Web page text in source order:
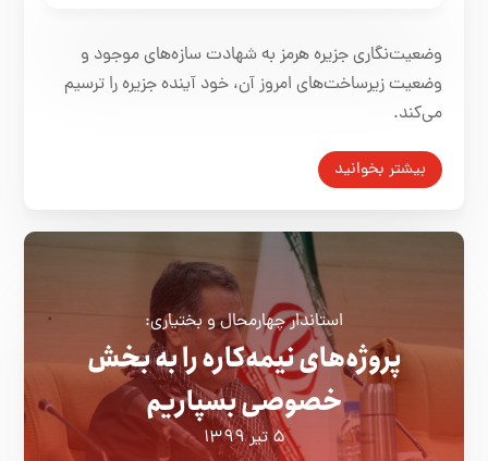
وضعیت‌نگاری جزیره‌ هرمز به شهادت سازه‌های موجود و
وضعیت زیرساخت‌های امروز آن، خود آینده‌ جزیره را ترسیم
می‌کند.
بیشتر بخوانید
استاندار چهارمحال و بختیاری:
پروژه‌های نیمه‌کاره‌ را به بخش
خصوصی بسپاریم
۵ تیر ۱۳۹۹